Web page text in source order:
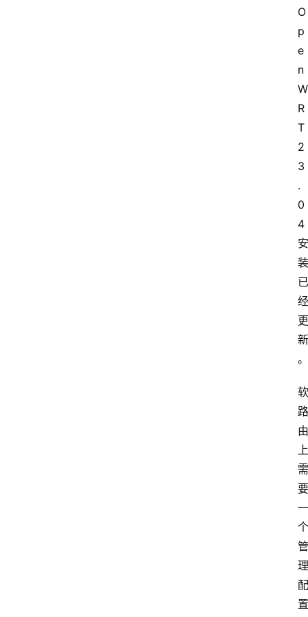
O
p
e
n
W
R
T
2
3
.
0
4
安
装
已
经
更
新
。
软
路
由
上
需
要
一
个
管
理
配
置